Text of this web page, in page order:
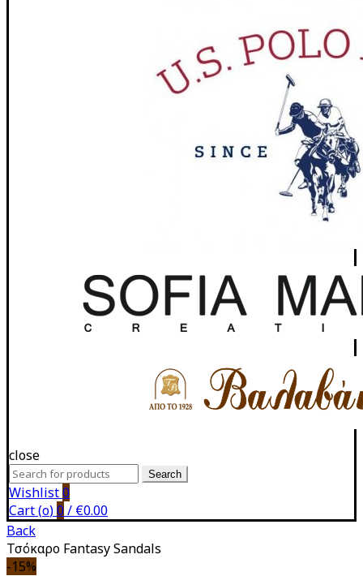
close
Search
for:
Search
Wishlist0
Cart (o)0/ €0.00
Back
Τσόκαρο Fantasy Sandals
-15%